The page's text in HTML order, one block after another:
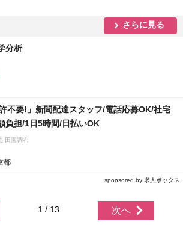
さらに見る
分析
不要!」新聞配達スタッフ/電話応募OK/社宅
負担/1日5時間/日払いOK
田園調布
都
sponsored by 求人ボックス
1 / 13 次へ